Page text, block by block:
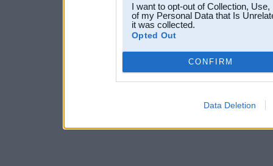
I want to opt-out of Collection,
of my Personal Data that Is
it was collected.
Opted Out
CONFIRM
Data Deletion